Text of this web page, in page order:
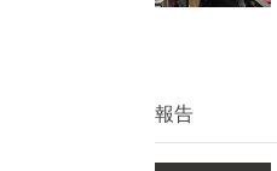
報告